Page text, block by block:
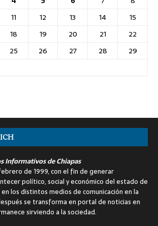
11 12 13 14
15
18 19 20 21
22
25 26 27 28
29
Informativos de Chiapas
de 1999, con el fin de generar
político, social y económico del estado de
los distintos medios de comunicación en la
se transforma en portal de noticias en
sirviendo a la sociedad.